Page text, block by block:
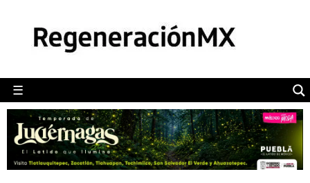
☰
POLÍTICA
CAMALEÓN
OPINIÓN
DEPORTES